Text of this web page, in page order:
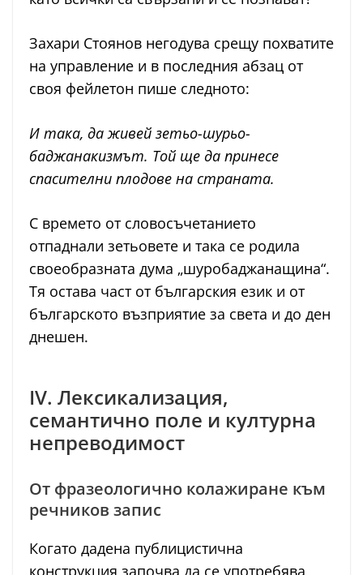
Захари Стоянов негодува срещу похватите
на управление и в последния абзац от
своя фейлетон пише следното:
И така, да живей зетьо-шурьо-
баджанакизмът. Той ще да принесе
спасителни плодове на страната.
С времето от словосъчетанието
отпаднали зетьовете и така се родила
своеобразната дума „шуробаджанащина“.
Тя остава част от българския език и от
българското възприятие за света и до ден
днешен.
IV. Лексикализация,
семантично поле и културна
непреводимост
От фразеологично колажиране към
речников запис
Когато дадена публицистична